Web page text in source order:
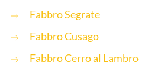
Fabbro Segrate
Fabbro Cusago
Fabbro Cerro al Lambro